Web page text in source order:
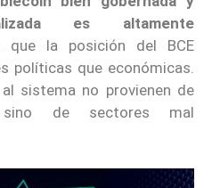
es altamente
que la posición del BCE
políticas que económicas.
sistema no provienen de
sino de sectores mal